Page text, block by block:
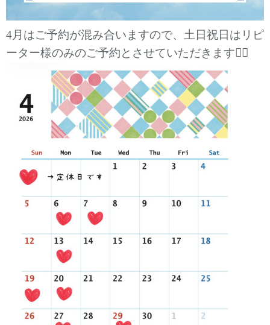
4月はご予約が混み合いますので、土日祝日はリピ
ーター様のみのご予約とさせていただきます🙇‍♀️